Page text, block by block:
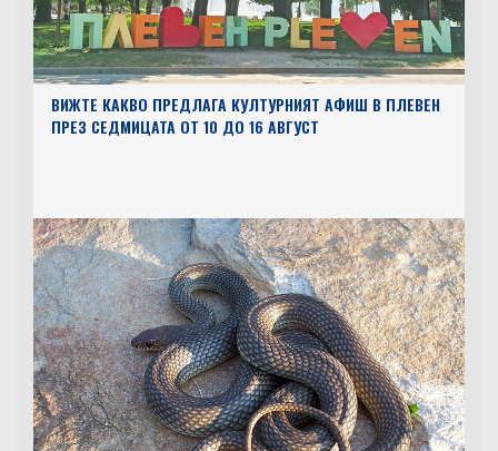
ВИЖТЕ КАКВО ПРЕДЛАГА КУЛТУРНИЯТ АФИШ В ПЛЕВЕН
ПРЕЗ СЕДМИЦАТА ОТ 10 ДО 16 АВГУСТ